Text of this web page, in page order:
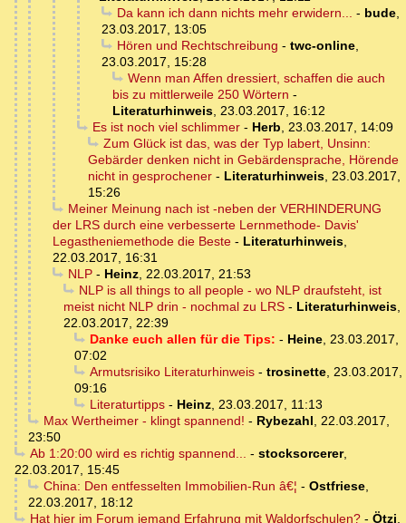
Da kann ich dann nichts mehr erwidern... - bude,
23.03.2017, 13:05
Hören und Rechtschreibung - twc-online,
23.03.2017, 15:28
Wenn man Affen dressiert, schaffen die auch
bis zu mittlerweile 250 Wörtern -
Literaturhinweis, 23.03.2017, 16:12
Es ist noch viel schlimmer- Herb, 23.03.2017, 14:09
Zum Glück ist das, was der Typ labert, Unsinn:
Gebärder denken nicht in Gebärdensprache, Hörende
nicht in gesprochener - Literaturhinweis, 23.03.2017,
15:26
Meiner Meinung nach ist -neben der VERHINDERUNG
der LRS durch eine verbesserte Lernmethode- Davis'
Legastheniemethode die Beste - Literaturhinweis,
22.03.2017, 16:31
NLP- Heinz, 22.03.2017, 21:53
NLP is all things to all people - wo NLP draufsteht, ist
meist nicht NLP drin - nochmal zu LRS - Literaturhinweis,
22.03.2017, 22:39
Danke euch allen für die Tips: - Heine, 23.03.2017,
07:02
Armutsrisiko Literaturhinweis- trosinette, 23.03.2017,
09:16
Literaturtipps- Heinz, 23.03.2017, 11:13
Max Wertheimer - klingt spannend! - Rybezahl, 22.03.2017,
23:50
Ab 1:20:00 wird es richtig spannend... - stocksorcerer,
22.03.2017, 15:45
China: Den entfesselten Immobilien-Run â€¦ - Ostfriese,
22.03.2017, 18:12
Hat hier im Forum jemand Erfahrung mit Waldorfschulen?- Ötzi,